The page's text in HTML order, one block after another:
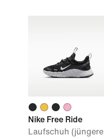
Nike Free Ride
Laufschuh (jüngere